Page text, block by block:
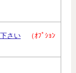
さい
（ｵﾌﾟｼｮﾝ